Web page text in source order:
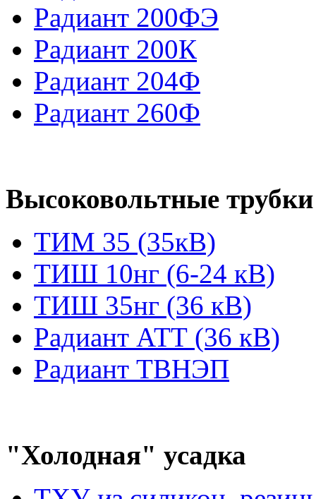
Радиант 200ФЭ
Радиант 200К
Радиант 204Ф
Радиант 260Ф
Высоковольтные трубки
ТИМ 35 (35кВ)
ТИШ 10нг (6-24 кВ)
ТИШ 35нг (36 кВ)
Радиант АТТ (36 кВ)
Радиант ТВНЭП
"Холодная" усадка